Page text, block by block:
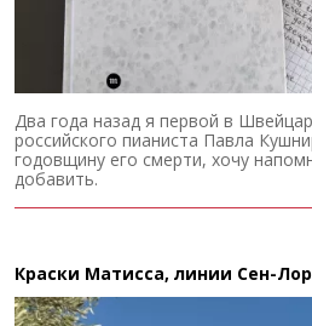
Два года назад я первой в
российского пианиста Павла
годовщину его смерти, хочу
добавить.
Краски Матисса, линии Сен-